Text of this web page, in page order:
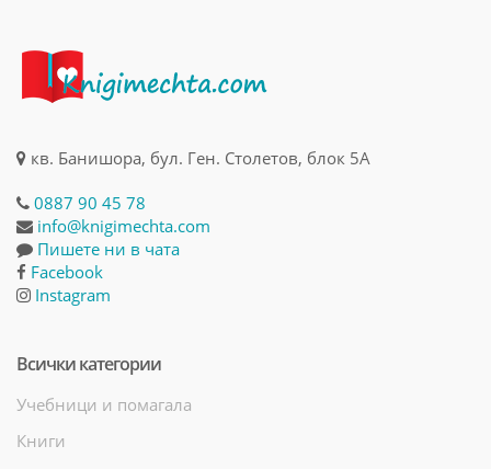
кв. Банишора, бул. Ген. Столетов, блок 5А
0887 90 45 78
info@knigimechta.com
Пишете ни в чата
Facebook
Instagram
Всички категории
Учебници и помагала
Книги